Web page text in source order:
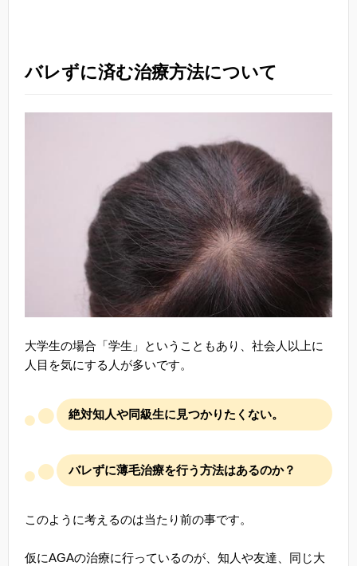
バレずに済む治療方法について
大学生の場合「学生」ということもあり、社会人以上に
人目を気にする人が多いです。
絶対知人や同級生に見つかりたくない。
バレずに薄毛治療を行う方法はあるのか？
このように考えるのは当たり前の事です。
仮にAGAの治療に行っているのが、知人や友達、同じ大